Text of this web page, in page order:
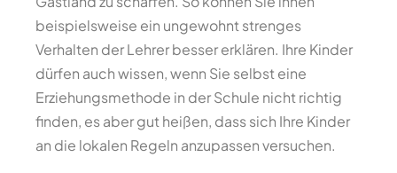
beispielsweise ein ungewohnt strenges
Verhalten der Lehrer besser erklären. Ihre Kinder
dürfen auch wissen, wenn Sie selbst eine
Erziehungsmethode in der Schule nicht richtig
finden, es aber gut heißen, dass sich Ihre Kinder
an die lokalen Regeln anzupassen versuchen.